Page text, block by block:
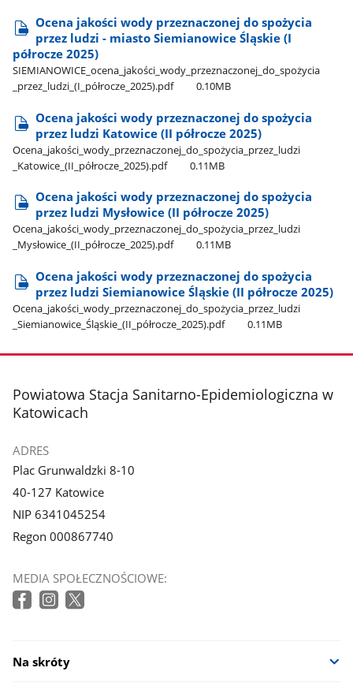
Ocena jakości wody przeznaczonej do spożycia
przez ludzi - miasto Siemianowice Śląskie (I
półrocze 2025)
SIEMIANOWICE​_ocena​_jakości​_wody​_przeznaczonej​_do​_spożycia​
_przez​_ludzi​_(I​_półrocze​_2025).pdf
0.10MB
Ocena jakości wody przeznaczonej do spożycia
przez ludzi Katowice (II półrocze 2025)
Ocena​_jakości​_wody​_przeznaczonej​_do​_spożycia​_przez​_ludzi​
_Katowice​_(II​_półrocze​_2025).pdf
0.11MB
Ocena jakości wody przeznaczonej do spożycia
przez ludzi Mysłowice (II półrocze 2025)
Ocena​_jakości​_wody​_przeznaczonej​_do​_spożycia​_przez​_ludzi​
_Mysłowice​_(II​_półrocze​_2025).pdf
0.11MB
Ocena jakości wody przeznaczonej do spożycia
przez ludzi Siemianowice Śląskie (II półrocze 2025)
Ocena​_jakości​_wody​_przeznaczonej​_do​_spożycia​_przez​_ludzi​
_Siemianowice​_Śląskie​_(II​_półrocze​_2025).pdf
0.11MB
stopka
Powiatowa Stacja Sanitarno-Epidemiologiczna w
Katowicach
ADRES
Plac Grunwaldzki 8-10
40-127 Katowice
NIP 6341045254
Regon 000867740
MEDIA SPOŁECZNOŚCIOWE:
Na skróty